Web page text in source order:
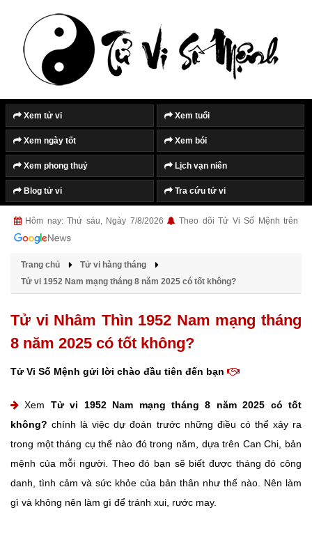
Xem tử vi Xem tuổi
Xem ngày tốt Xem bói
Xem phong thuỷ Lịch vạn niên
Blog tử vi Tra cứu tử vi
Hôm nay: Thứ sáu, Ngày 7/8/2026 Theo dõi Tử Vi Số Mệnh trên
Trang chủ
Tử vi hàng tháng
Tử vi 1952 Nam mạng tháng 8 năm 2025 có tốt không?
Tử vi Nhâm Thìn 1952 Nam mạng tháng
8 năm 2025 có tốt không?
Tử Vi Số Mệnh gửi lời chào đầu tiên đến bạn
Xem Tử vi 1952 Nam mạng tháng 8 năm 2025 có tốt
không? chính là việc dự đoán trước những điều có thể xảy ra
trong một tháng cụ thể nào đó trong năm, dựa trên Can Chi, bản
mệnh của mỗi người. Theo đó bạn sẽ biết được tháng đó công
danh, tình cảm và sức khỏe của bản thân như thế nào. Nên làm
gì và không nên làm gì để tránh xui, rước may.